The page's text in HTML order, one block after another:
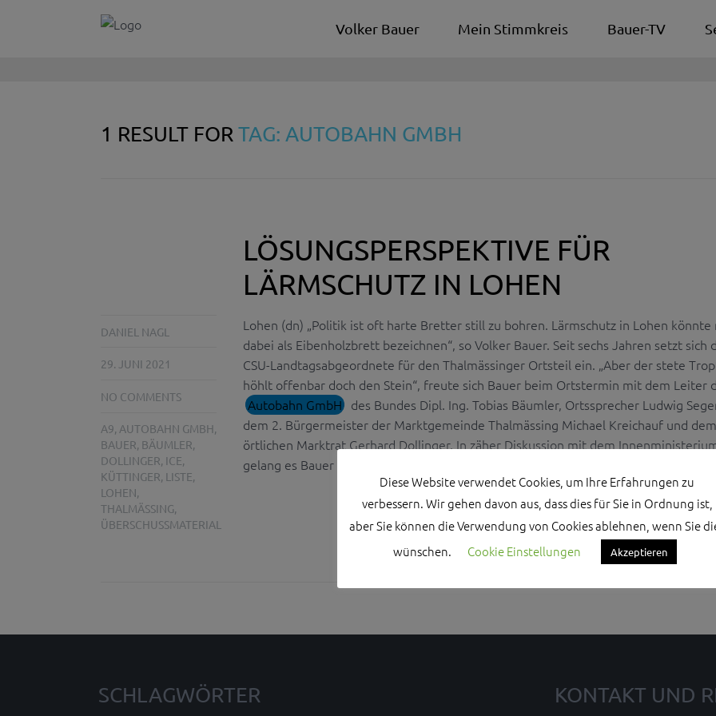
Volker Bauer Mein Stimmkreis Bauer-TV
1 RESULT FOR TAG: AUTOBAHN GMBH
LÖSUNGSPERSPEKTIVE FÜR
LÄRMSCHUTZ IN LOHEN
DANIEL NAGL
29. JUNI 2021
NO COMMENTS
A9, AUTOBAHN GMBH,
BAUER, BÄUMLER,
DOLLINGER, ICE,
KÜTTINGER, LISTE,
LOHEN,
THALMÄSSING,
ÜBERSCHUSSMATERIAL
Lohen (dn) „Politik ist oft harte Bretter still zu bohren. Lärmschutz in Lohen könnte
dabei als Eibenholzbrett bezeichnen“, so Volker Bauer. Seit sechs Jahren setzt sich
CSU-Landtagsabgeordnete für den Thalmässinger Ortsteil ein. „Aber der stete
höhlt offenbar doch den Stein“, freute sich Bauer beim Ortstermin mit dem Leiter
Autobahn GmbH des Bundes Dipl. Ing. Tobias Bäumler, Ortssprecher Ludwig
dem 2. Bürgermeister der Marktgemeinde Thalmässing Michael Kreichauf und dem
örtlichen Marktrat Gerhard Dollinger. In zäher Diskussion mit dem
gelang es Bauer zwar 2018 eine Entlastung des ...
SCHLAGWÖRTER KONTAKT UND
Diese Website verwendet Cookies, um Ihre Erfahrungen zu
verbessern. Wir gehen davon aus, dass dies für Sie in Ordnung ist,
aber Sie können die Verwendung von Cookies ablehnen, wenn Sie
wünschen.
Cookie Einstellungen Akzeptieren